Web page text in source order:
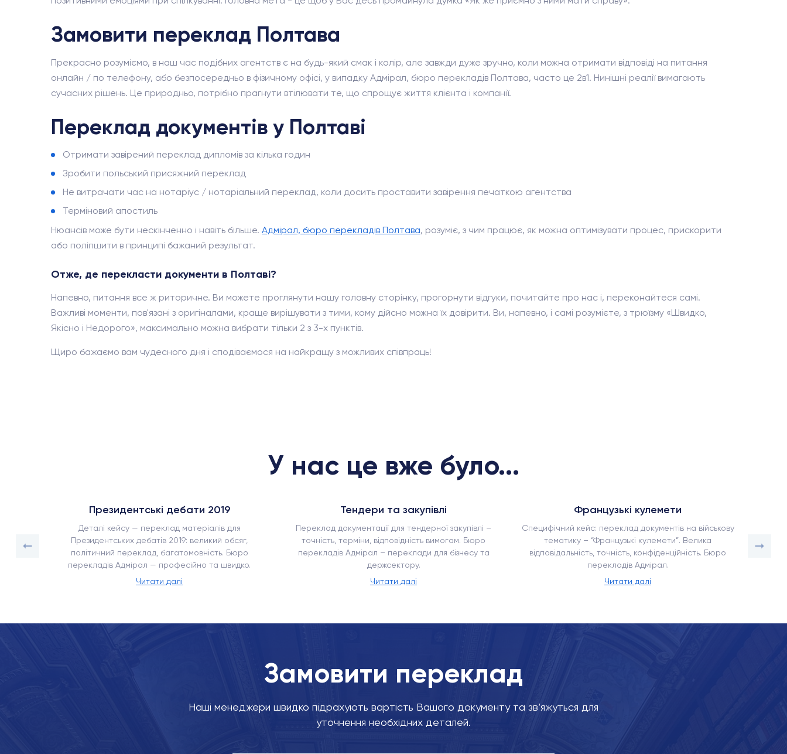
Замовити переклад Полтава
Прекрасно розуміємо, в наш час подібних агентств є на будь-який смак і колір, але завжди дуже зручно, коли можна отримати відповіді на питання
онлайн / по телефону, або безпосередньо в фізичному офісі, у випадку Адмірал, бюро перекладів Полтава, часто це 2в1. Нинішні реалії вимагають
сучасних рішень. Це природньо, потрібно прагнути втілювати те, що спрощує життя клієнта і компанії.
Переклад документів у Полтаві
Отримати завірений переклад дипломів за кілька годин
Зробити польський присяжний переклад
Не витрачати час на нотаріус / нотаріальний переклад, коли досить проставити завірення печаткою агентства
Терміновий апостиль
Нюансів може бути нескінченно і навіть більше. Адмірал, бюро перекладів Полтава, розуміє, з чим працює, як можна оптимізувати процес, прискорити
або поліпшити в принципі бажаний результат.
Отже, де перекласти документи в Полтаві?
Напевно, питання все ж риторичне. Ви можете проглянути нашу головну сторінку, прогорнути відгуки, почитайте про нас і, переконайтеся самі.
Важливі моменти, пов'язані з оригіналами, краще вирішувати з тими, кому дійсно можна їх довірити. Ви, напевно, і самі розумієте, з трюїзму «Швидко,
Якісно і Недорого», максимально можна вибрати тільки 2 з 3-х пунктів.
Щиро бажаємо вам чудесного дня і сподіваємося на найкращу з можливих співпраць!
У нас це вже було...
Президентські дебати 2019
Деталі кейсу — переклад матеріалів для
Президентських дебатів 2019: великий обсяг,
політичний переклад, багатомовність. Бюро
перекладів Адмірал — професійно та швидко.
Читати далі
Тендери та закупівлі
Переклад документації для тендерної закупівлі –
точність, терміни, відповідність вимогам. Бюро
перекладів Адмірал – переклади для бізнесу та
держсектору.
Читати далі
Французькі кулемети
Специфічний кейс: переклад документів на військову
тематику – “Французькі кулемети”. Велика
відповідальність, точність, конфіденційність. Бюро
перекладів Адмірал.
Читати далі
Замовити переклад
Наші менеджери швидко підрахують вартість Вашого документу та зв’яжуться для
уточнення необхідних деталей.